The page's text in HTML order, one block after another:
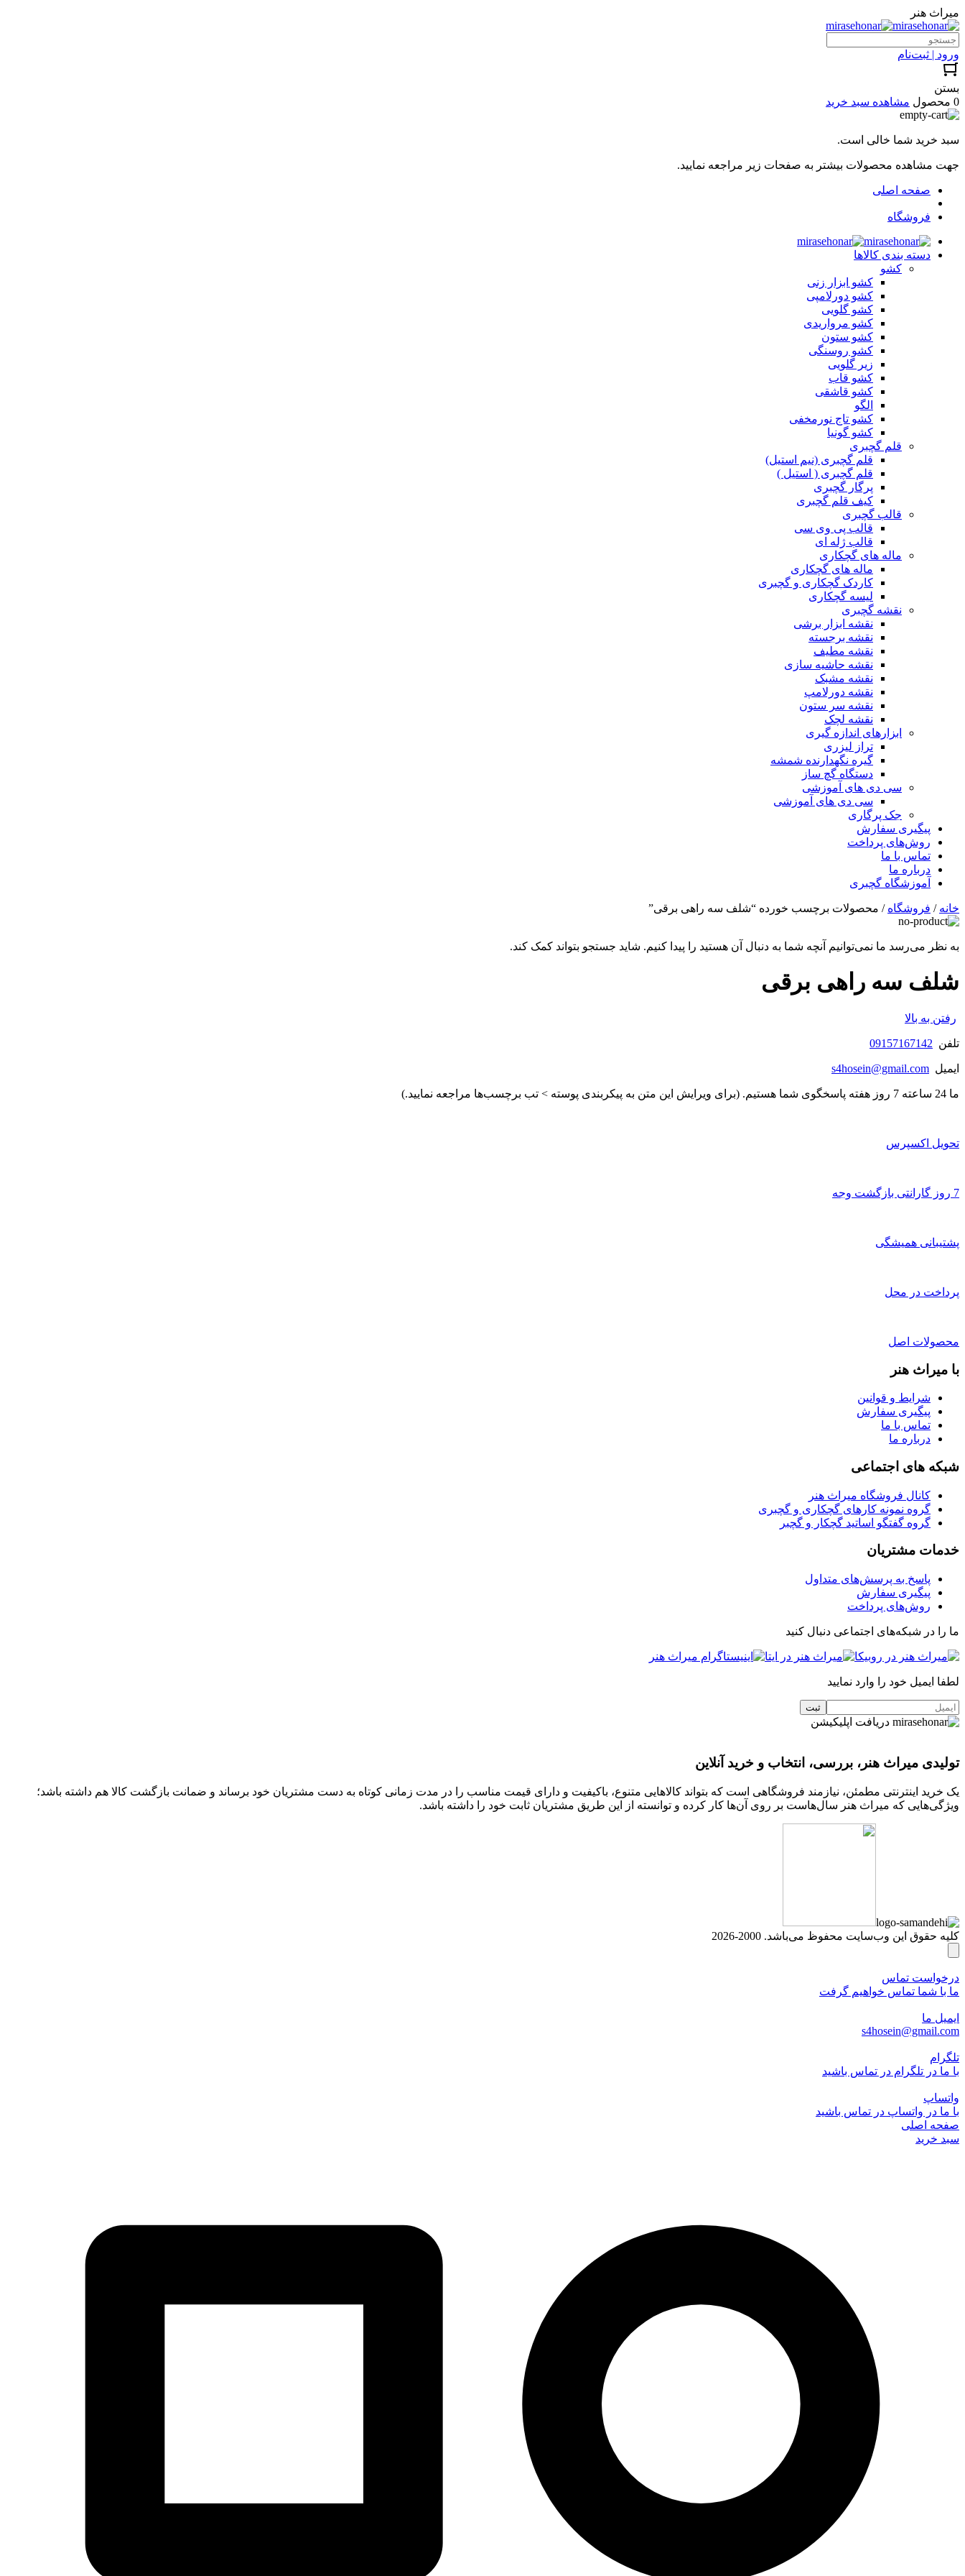
میراث هنر
ورود | ثبت‌نام
بستن
0 محصول
مشاهده سبد خرید
سبد خرید شما خالی است.
جهت مشاهده محصولات بیشتر به صفحات زیر مراجعه نمایید.
صفحه اصلی
فروشگاه
دسته بندی کالاها
کشو
کشو ابزار زنی
کشو دورلامپی
کشو گلویی
کشو مرواریدی
کشو ستون
کشو روسنگی
زیر گلویی
کشو قاب
کشو قاشقی
الگو
کشو تاج نورمخفی
کشو گونیا
قلم گچبری
قلم گچبری (نیم استیل)
قلم گچبری ( استیل )
پرگار گچبری
کیف قلم گچبری
قالب گچبری
قالب پی وی سی
قالب ژله ای
ماله های گچکاری
ماله های گچکاری
کاردک گچکاری و گچبری
لیسه گچکاری
نقشه گچبری
نقشه ابزار برشی
نقشه برجسته
نقشه مطیف
نقشه حاشیه سازی
نقشه مشبک
نقشه دورلامپ
نقشه سر ستون
نقشه لچک
ابزارهای اندازه گیری
تراز لیزری
گیره نگهدارنده شمشه
دستگاه گچ ساز
سی دی های آموزشی
سی دی های آموزشی
جک پرگاری
پیگیری سفارش
روش‌های پرداخت
تماس با ما
درباره ما
آموزشگاه گچبری
خانه / فروشگاه / محصولات برچسب خورده “شلف سه راهی برقی”
به نظر می‌رسد ما نمی‌توانیم آنچه شما به دنبال آن هستید را پیدا کنیم. شاید جستجو بتواند کمک کند.
شلف سه راهی برقی
رفتن به بالا
تلفن 09157167142
ایمیل s4hosein@gmail.com
ما 24 ساعته 7 روز هفته پاسخگوی شما هستیم. (برای ویرایش این متن به پیکربندی پوسته > تب برچسب‌ها مراجعه نمایید.)
تحویل اکسپرس
7 روز گارانتی بازگشت وجه
پشتیبانی همیشگی
پرداخت در محل
محصولات اصل
با میراث هنر
شرایط و قوانین
پیگیری سفارش
تماس با ما
درباره ما
شبکه های اجتماعی
کانال فروشگاه میراث هنر
گروه نمونه کارهای گچکاری و گچبری
گروه گفتگو اساتید گچکار و گچبر
خدمات مشتریان
پاسخ به پرسش‌های متداول
پیگیری سفارش
روش‌های پرداخت
ما را در شبکه‌های اجتماعی دنبال کنید
لطفا ایمیل خود را وارد نمایید
دریافت اپلیکیشن
تولیدی میراث هنر، بررسی، انتخاب و خرید آنلاین
یک خرید اینترنتی مطمئن، نیازمند فروشگاهی است که بتواند کالاهایی متنوع، باکیفیت و دارای قیمت مناسب را در مدت زمانی کوتاه به دست مشتریان خود برساند و ضمانت بازگشت کالا هم داشته باشد؛
ویژگی‌هایی که میراث هنر سال‌هاست بر روی آن‌ها کار کرده و توانسته از این طریق مشتریان ثابت خود را داشته باشد.
کلیه حقوق این وب‌سایت محفوظ می‌باشد. 2000-2026
درخواست تماس
ما با شما تماس خواهیم گرفت
ایمیل ما
s4hosein@gmail.com
تلگرام
با ما در تلگرام در تماس باشید
واتساپ
با ما در واتساپ در تماس باشید
صفحه اصلی
سبد خرید